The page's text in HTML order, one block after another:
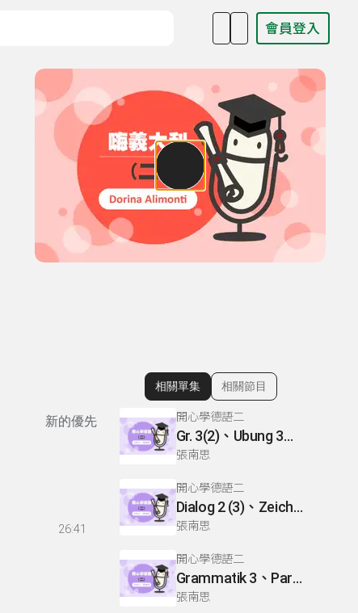
會員登入
新的優先
26:41
顯示相關單集
相關單集 相關節目
開心學德語二
Gr. 3(2)、Ubung 3、Gr. 2(1)
張南思
開心學德語二
Dialog 2 (3)、Zeichnen: einen Mann、Lesetext 1(1)
張南思
開心學德語二
Grammatik 3、Partnerubungen Nr. 1, 3、Dialog 2(1)
張南思